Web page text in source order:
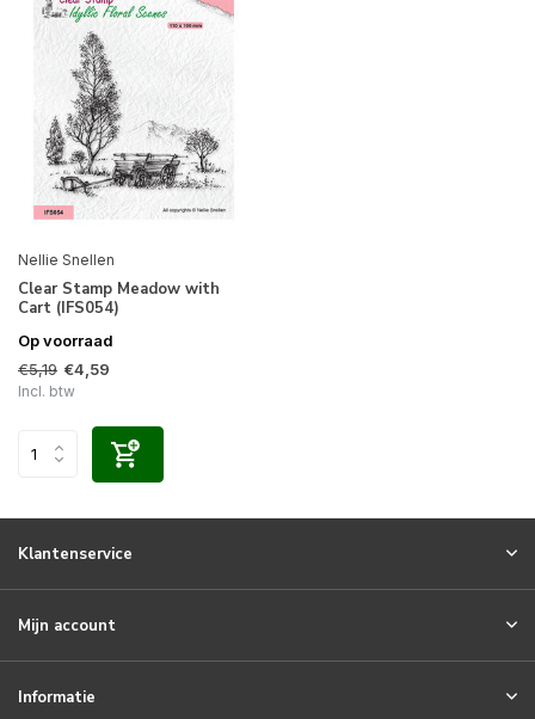
Nellie Snellen
Clear Stamp Meadow with
Cart (IFS054)
Op voorraad
€5,19 €4,59
Incl. btw
Klantenservice
Mijn account
Informatie